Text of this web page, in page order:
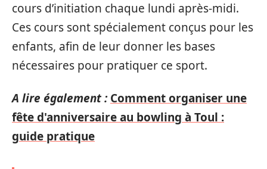
cours d’initiation chaque lundi après-midi.
Ces cours sont spécialement conçus pour les
enfants, afin de leur donner les bases
nécessaires pour pratiquer ce sport.
A lire également : Comment organiser une
fête d'anniversaire au bowling à Toul :
guide pratique